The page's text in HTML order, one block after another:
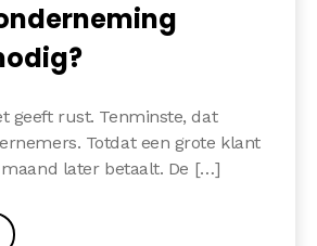
geeft rust. Tenminste, dat
Totdat een grote klant
later betaalt. De […]